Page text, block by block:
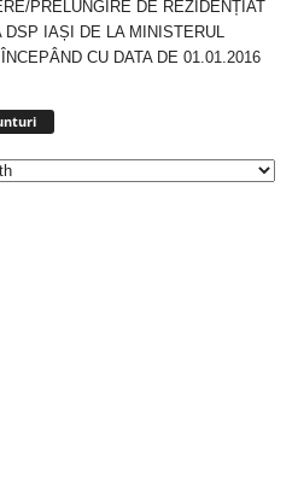
PRELUNGIRE DE REZIDENȚIAT
DSP IAȘI DE LA MINISTERUL
CU DATA DE 01.01.2016